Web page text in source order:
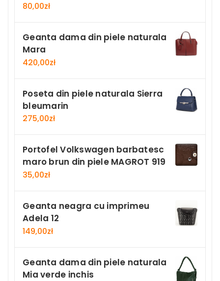
80,00zł
Geanta dama din piele naturala
Mara
420,00zł
Poseta din piele naturala Sierra
bleumarin
275,00zł
Portofel Volkswagen barbatesc
maro brun din piele MAGROT 919
35,00zł
Geanta neagra cu imprimeu
Adela 12
149,00zł
Geanta dama din piele naturala
Mia verde inchis